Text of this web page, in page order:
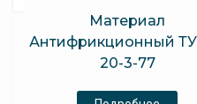
Материал
Антифрикционный
20-3-77